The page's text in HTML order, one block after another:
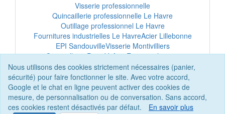
Nous utilisons des cookies strictement nécessaires (panier,
sécurité) pour faire fonctionner le site. Avec votre accord,
Google et le chat en ligne peuvent activer des cookies de
mesure, de personnalisation ou de conversation. Sans accord,
ces cookies restent désactivés par défaut.
En savoir plus
Visserie professionnelle
Quincaillerie professionnelle Le Havre
Outillage professionnel Le Havre
Fournitures industrielles Le HavreAcier Lillebonne
EPI SandouvilleVisserie Montivilliers
Quincaillerie Port-JérômeFixation chantier
EPI professionnelOutillage maintenance
Acier professionnelTôles et bardage
Scellement chimiqueClôtures Le Havre